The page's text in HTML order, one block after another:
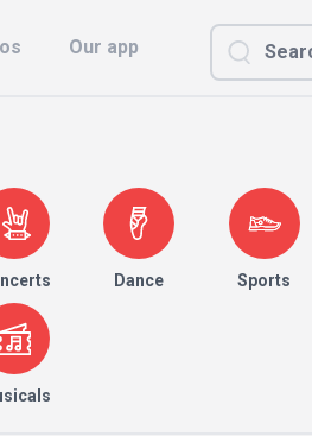
Our app
Dance Sports